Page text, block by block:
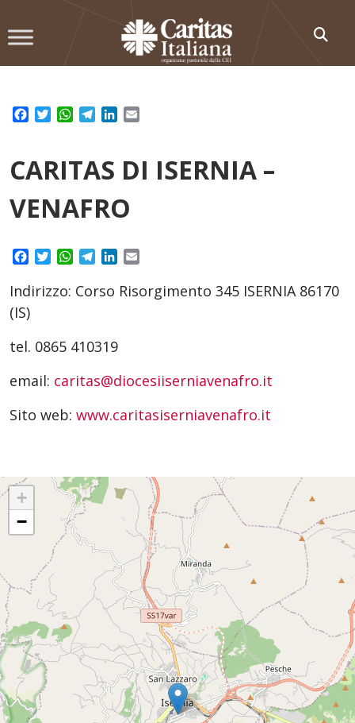
to
Facebook
TwitterWhatsApp
TelegramLinkedIn
CARITAS DI ISERNIA –
VENAFRO
Facebook
TwitterWhatsApp
TelegramLinkedIn
Indirizzo: Corso Risorgimento 345 ISERNIA 86170
(IS)
tel. 0865 410319
email: caritas@diocesiiserniavenafro.it
Sito web: www.caritasiserniavenafro.it
+
−